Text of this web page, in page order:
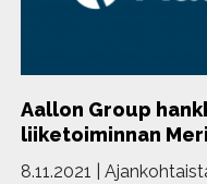
Aallon Group
liiketoiminnan
8.11.2021